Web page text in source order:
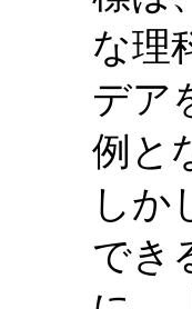
な理
デア
例と
しか
でき